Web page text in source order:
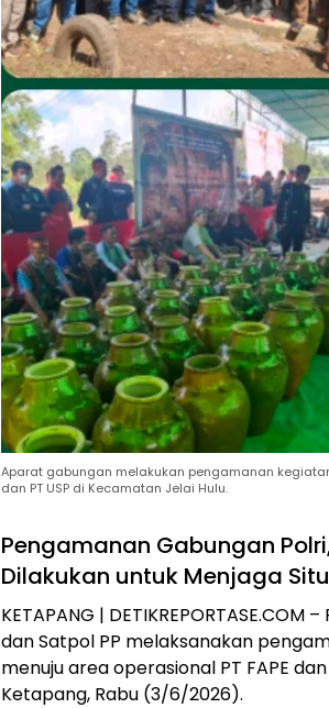
Aparat gabungan melakukan pengamanan
dan PT USP di Kecamatan Jelai Hulu.
Pengamanan Gabungan
Dilakukan untuk Menjaga
KETAPANG |
dan Satpol PP melaksanakan
menuju area operasional PT FAPE
Ketapang, Rabu (3/6/2026).